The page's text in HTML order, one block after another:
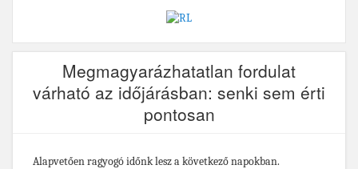
Megmagyarázhatatlan fordulat
várható az időjárásban: senki sem érti
pontosan
Alapvetően ragyogó időnk lesz a következő napokban.